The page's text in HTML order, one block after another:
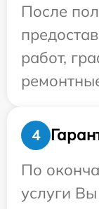
После
работ,
4
По
услуги